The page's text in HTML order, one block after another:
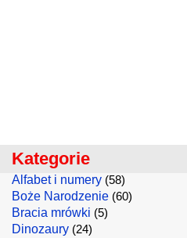
Kategorie
Alfabet i numery (58)
Boże Narodzenie (60)
Bracia mrówki (5)
Dinozaury (24)